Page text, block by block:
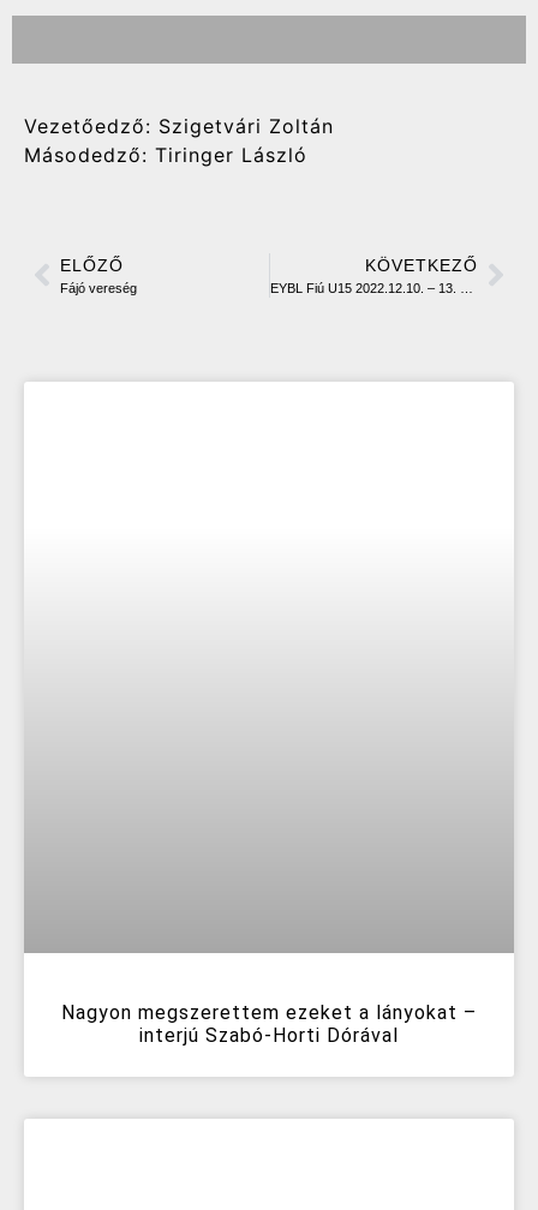
Vezetőedző: Szigetvári Zoltán
Másodedző: Tiringer László
ELŐZŐ
Fájó vereség
KÖVETKEZŐ
Nagyon megszerettem ezeket a lányokat –
interjú Szabó-Horti Dórával